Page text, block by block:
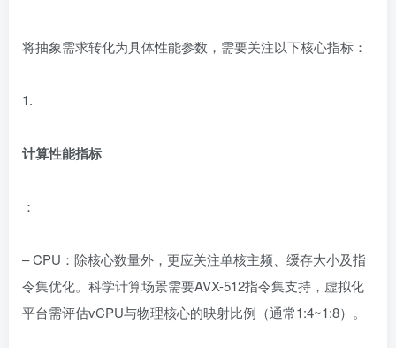
将抽象需求转化为具体性能参数，需要关注以下核心指标：
1.
计算性能指标
：
– CPU：除核心数量外，更应关注单核主频、缓存大小及指
令集优化。科学计算场景需要AVX-512指令集支持，虚拟化
平台需评估vCPU与物理核心的映射比例（通常1:4~1:8）。